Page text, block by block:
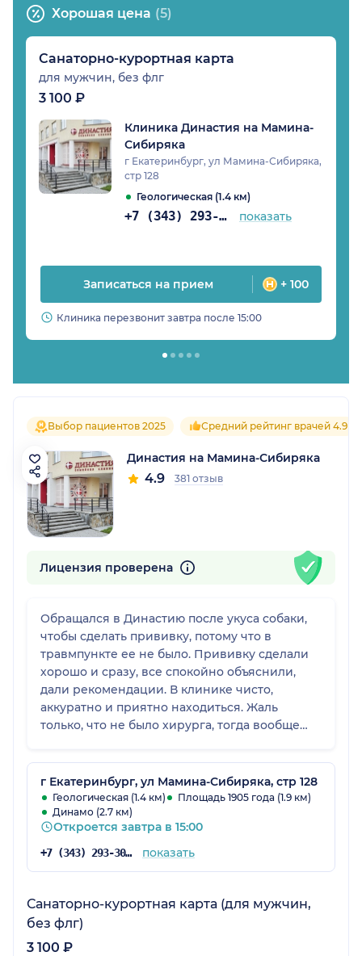
Хорошая цена (5)
Санаторно-курортная карта
для мужчин, без флг
3 100 ₽
Клиника Династия на Мамина-
Сибиряка
г Екатеринбург, ул Мамина-Сибиряка,
стр 128
Геологическая (1.4 км)
+7 (343) 293-30-81 показать
Записаться на прием + 100
Клиника перезвонит завтра после 15:00
Выбор пациентов 2025 Средний рейтинг врачей 4.9
Династия на Мамина-Сибиряка
4.9 381 отзыв
Лицензия проверена
Обращался в Династию после укуса собаки,
чтобы сделать прививку, потому что в
травмпункте ее не было. Прививку сделали
хорошо и сразу, все спокойно объяснили,
дали рекомендации. В клинике чисто,
аккуратно и приятно находиться. Жаль
только, что не было хирурга, тогда вообще
г Екатеринбург, ул Мамина-Сибиряка, стр 128
Геологическая (1.4 км)
Площадь 1905 года (1.9 км)
Динамо (2.7 км)
Откроется завтра в 15:00
+7 (343) 293-30-81 показать
Санаторно-курортная карта (для мужчин,
без флг)
3 100 ₽